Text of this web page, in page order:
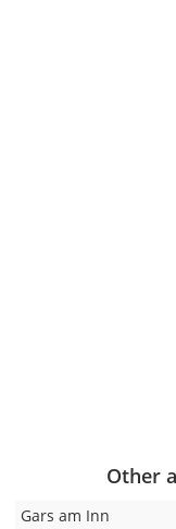
Other
Gars am Inn